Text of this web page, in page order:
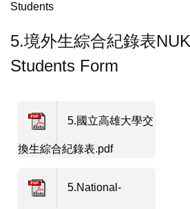
Students
5.境外生綜合紀錄表
Students Form
5.國立高雄大學交
換生綜合紀錄表.pdf
5.National-